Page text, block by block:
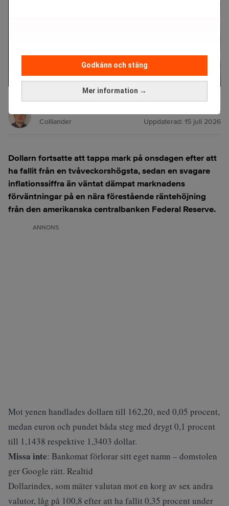
Mer information →
Godkänn och stäng
Dollarn påverkas av inflationen. (Foto: Jenny Kane /AP/TT)
Colliander
15 juli 2026
Uppdaterad: 15 juli 2026
Dollarn fortsatte att tappa mark på onsdagen efter att
ha fallit från en tvåveckorshögsta, sedan en svagare
inflationssiffra än väntat dämpat marknadens
förväntningar på en nära förestående räntehöjning
från den amerikanska centralbanken Federal Reserve.
ANNONS
Mot yenen handlades dollarn till 162,20, ned 0,05 procent,
medan euron och pundet båda steg med drygt 0,1 procent
till 1,1438 respektive 1,3403 dollar.
Missa inte: Bankomat förlorar sitt eget namn – domstolen
ger Google rätt. Realtid
Dollarindex, som mäter valutan mot en korg av sex andra
valutor, låg på 100,8 efter att ha fallit 0,35 procent under